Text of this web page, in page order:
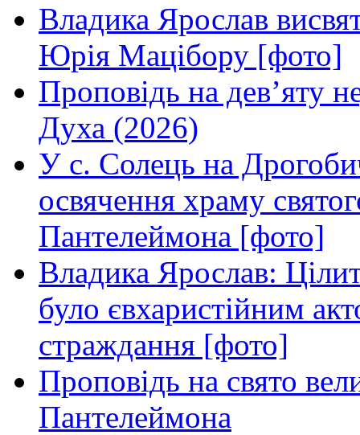
Владика Ярослав
Юрія Мацібору [фото]
Проповідь на дев’яту
Духа (2026)
У с. Солець на
освячення храму
Пантелеймона [фото]
Владика Ярослав:
було євхаристійним
страждання [фото]
Проповідь на свято
Пантелеймона